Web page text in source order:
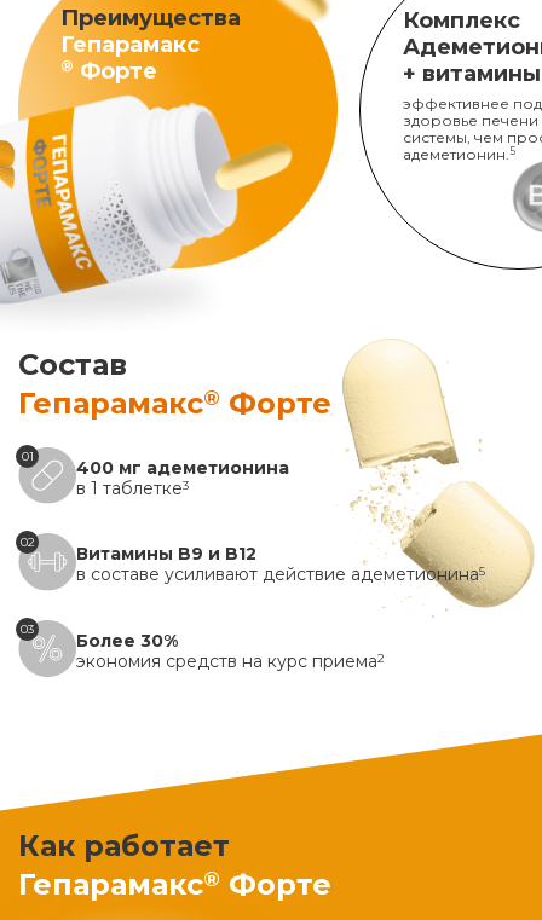
Преимущества
Гепарамакс
® Форте
Комплекс
+
эффективнее
здоровье печени
системы, чем
адеметионин. 5
Состав
Гепарамакс® Форте
01
400 мг адеметионина
в 1 таблетке3
02
Витамины B9 и B12
в составе усиливают действие адеметионина5
03
Более 30%
экономия средств на курс приема2
Как работает
Гепарамакс® Форте